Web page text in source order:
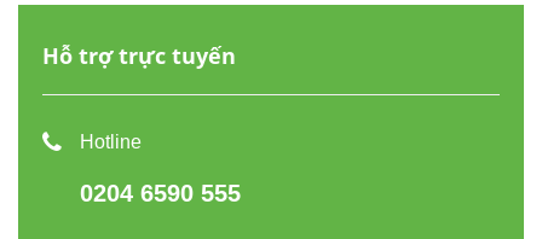
Hỗ trợ trực tuyến
Hotline
0204 6590 555